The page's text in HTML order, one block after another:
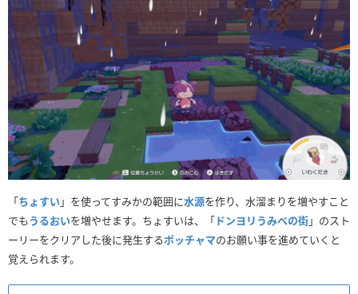
「ちょすい 」を使ってすみかの範囲に水源を作り、水溜まりを増やすこと
でもうるおいを増やせます。ちょすいは、「ドンヨリうみべの街」のスト
ーリーをクリアした後に発生するポッチャマのお願い事を進めていくと
覚えられます。